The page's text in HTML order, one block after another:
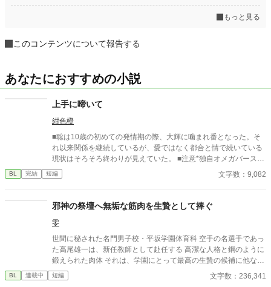
もっと見る
このコンテンツについて報告する
あなたにおすすめの小説
上手に啼いて
紺色橙
■聡は10歳の初めての発情期の際、大輝に噛まれ番となった。そ
れ以来関係を継続しているが、愛ではなく都合と情で続いている
現状はそろそろ終わりが見えていた。 ■注意*独自オメガバース設
定。■『それは愛か本能か』と同じ世界設定です。関係は一切な
し。
BL 完結 短編 文字数：9,082
邪神の祭壇へ無垢な筋肉を生贄として捧ぐ
零
世間に秘された名門男子校・平坂学園体育科 空手の名選手であっ
た高尾雄一は、新任教師として赴任する 高潔な人格と鋼のように
鍛えられた肉体 それは、学園にとって最高の生贄の候補に他なら
なかった 至高の筋肉を持つ、精神を削られ意志をなくした青年を
太古の神に捧げるため、“水”、“風”、“土”の信奉者達が暗躍する 意
BL 連載中 短編 文字数：236,341